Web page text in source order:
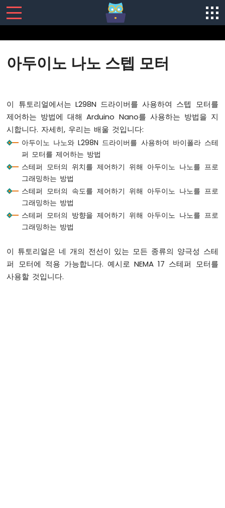
아
노
나
노
-
소
웨
설
아
나
노
-
아두이노 나노 스텝 모터
이 튜토리얼에서는 L298N 드라이버를 사용하여 스텝 모터를
제어하는 방법에 대해 Arduino Nano를 사용하는 방법을 지
시합니다. 자세히, 우리는 배울 것입니다:
아두이노 나노와 L298N 드라이버를 사용하여 바이폴라 스테
퍼 모터를 제어하는 방법
스테퍼 모터의 위치를 제어하기 위해 아두이노 나노를 프로
그래밍하는 방법
스테퍼 모터의 속도를 제어하기 위해 아두이노 나노를 프로
그래밍하는 방법
스테퍼 모터의 방향을 제어하기 위해 아두이노 나노를 프로
그래밍하는 방법
이 튜토리얼은 네 개의 전선이 있는 모든 종류의 양극성 스테
퍼 모터에 적용 가능합니다. 예시로 NEMA 17 스테퍼 모터를
사용할 것입니다.